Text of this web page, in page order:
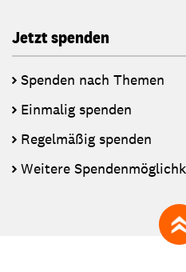
Jetzt spenden
Spenden nach Themen
Einmalig spenden
Regelmäßig spenden
Weitere